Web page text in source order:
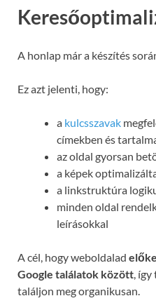
A honlap már a készítés
Ez azt jelenti, hogy:
a kulcsszavak
címekben és
az oldal gyorsan
a képek
a linkstruktúra
minden oldal
leírásokkal
A cél, hogy weboldalad
Google találatok között,
találjon meg organikusan.